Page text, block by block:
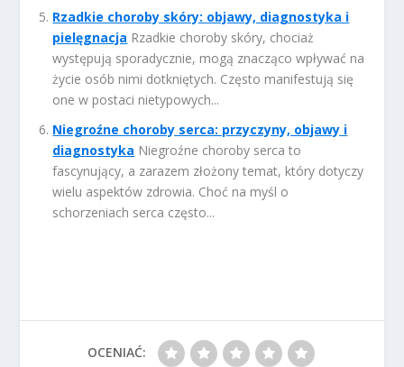
Rzadkie choroby skóry: objawy, diagnostyka i
pielęgnacja Rzadkie choroby skóry, chociaż
występują sporadycznie, mogą znacząco wpływać na
życie osób nimi dotkniętych. Często manifestują się
one w postaci nietypowych...
Niegroźne choroby serca: przyczyny, objawy i
diagnostyka Niegroźne choroby serca to
fascynujący, a zarazem złożony temat, który dotyczy
wielu aspektów zdrowia. Choć na myśl o
schorzeniach serca często...
OCENIAĆ: